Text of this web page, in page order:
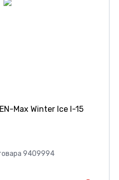
Max Winter Ice I-15
9409994